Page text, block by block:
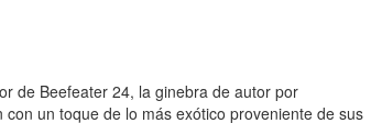
de Beefeater 24, la ginebra de autor por
un toque de lo más exótico proveniente de sus